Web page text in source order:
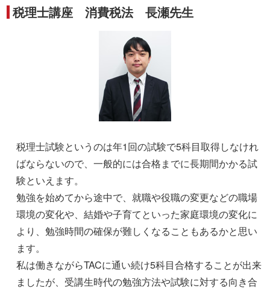
税理士講座 消費税法 長瀬先生
税理士試験というのは年1回の試験で5科目取得しなけれ
ばならないので、一般的には合格までに長期間かかる試
験といえます。
勉強を始めてから途中で、就職や役職の変更などの職場
環境の変化や、結婚や子育てといった家庭環境の変化に
より、勉強時間の確保が難しくなることもあるかと思い
ます。
私は働きながらTACに通い続け5科目合格することが出来
ましたが、受講生時代の勉強方法や試験に対する向き合